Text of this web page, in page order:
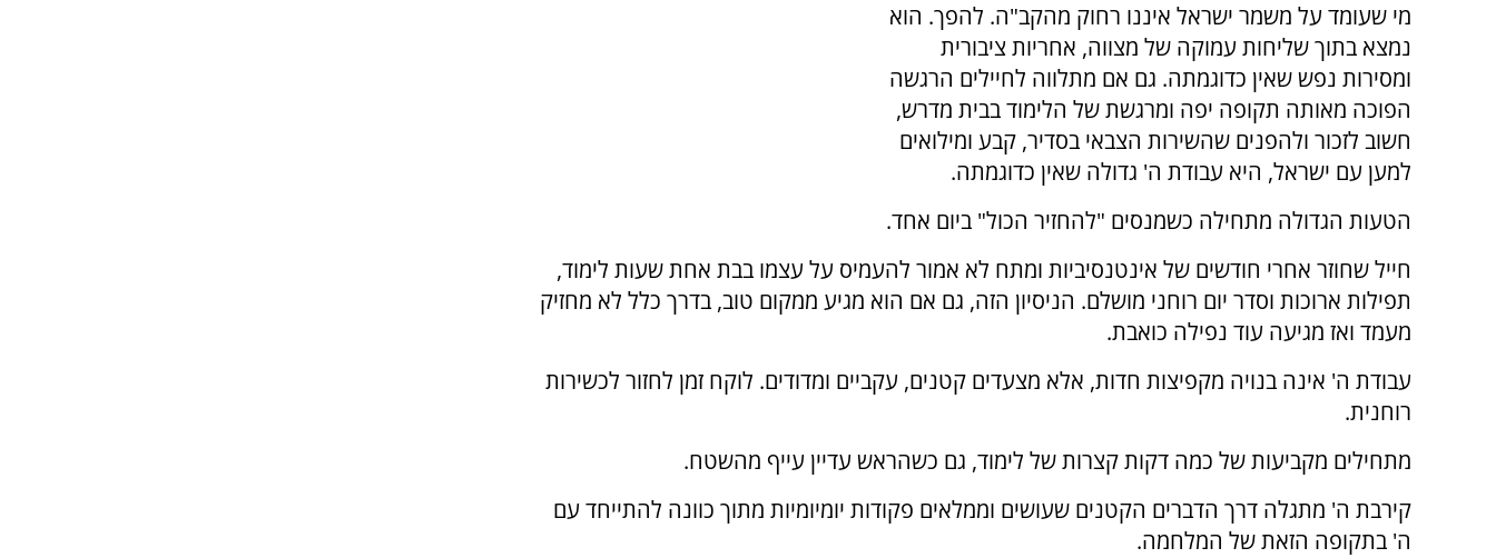
מי שעומד על משמר ישראל איננו רחוק מהקב"ה. להפך. הוא
נמצא בתוך שליחות עמוקה של מצווה, אחריות ציבורית
ומסירות נפש שאין כדוגמתה. גם אם מתלווה לחיילים הרגשה
הפוכה מאותה תקופה יפה ומרגשת של הלימוד בבית מדרש,
חשוב לזכור ולהפנים שהשירות הצבאי בסדיר, קבע ומילואים
למען עם ישראל, היא עבודת ה' גדולה שאין כדוגמתה.
הטעות הגדולה מתחילה כשמנסים "להחזיר הכול" ביום אחד.
חייל שחוזר אחרי חודשים של אינטנסיביות ומתח לא אמור להעמיס על עצמו בבת אחת שעות לימוד,
תפילות ארוכות וסדר יום רוחני מושלם. הניסיון הזה, גם אם הוא מגיע ממקום טוב, בדרך כלל לא מחזיק
מעמד ואז מגיעה עוד נפילה כואבת.
עבודת ה' אינה בנויה מקפיצות חדות, אלא מצעדים קטנים, עקביים ומדודים. לוקח זמן לחזור לכשירות
רוחנית.
מתחילים מקביעות של כמה דקות קצרות של לימוד, גם כשהראש עדיין עייף מהשטח.
קירבת ה' מתגלה דרך הדברים הקטנים שעושים וממלאים פקודות יומיומיות מתוך כוונה להתייחד עם
ה' בתקופה הזאת של המלחמה.